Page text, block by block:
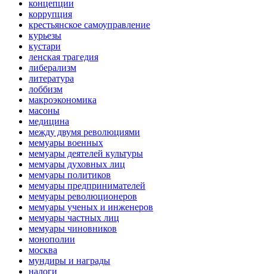
концепции
коррупция
крестьянское самоуправление
курьезы
кустари
ленская трагедия
либерализм
литература
лоббизм
макроэкономика
масоны
медицина
между двумя революциями
мемуары военных
мемуары деятелей культуры
мемуары духовных лиц
мемуары политиков
мемуары предпринимателей
мемуары революционеров
мемуары ученых и инженеров
мемуары частных лиц
мемуары чиновников
монополии
москва
мундиры и награды
налоги